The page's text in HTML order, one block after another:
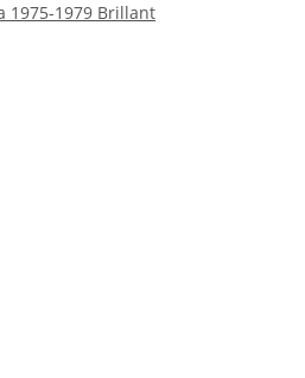
1975-1979 Brillant